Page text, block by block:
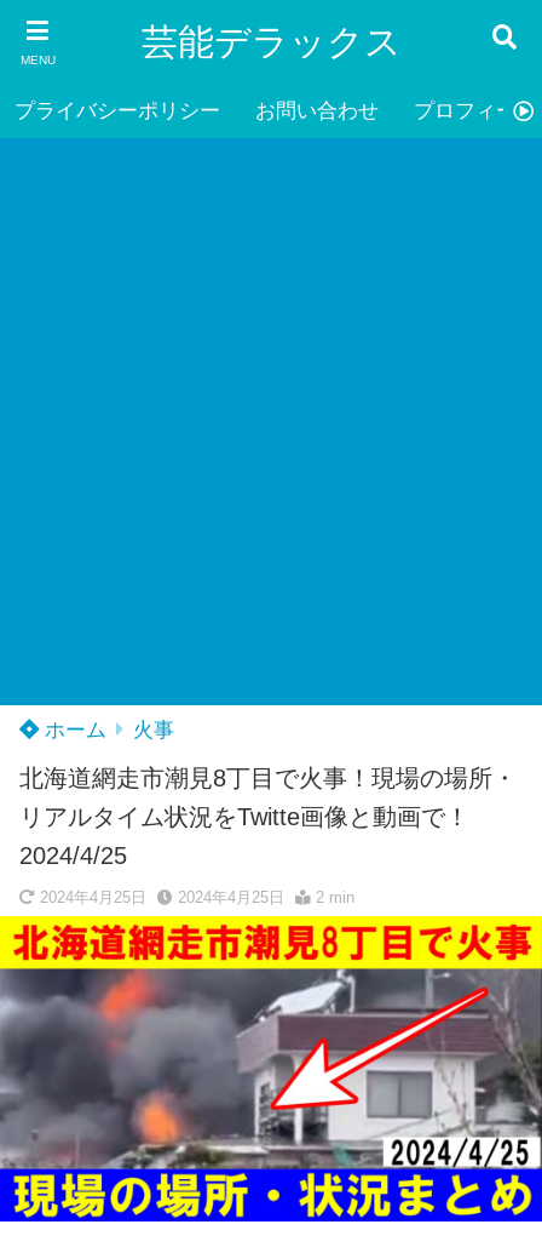
MENU 芸能デラックス
プライバシーポリシー お問い合わせ プロフィール
ホーム 火事
北海道網走市潮見8丁目で火事！現場の場所・
リアルタイム状況をTwitte画像と動画で！
2024/4/25
2024年4月25日 2024年4月25日 2 min